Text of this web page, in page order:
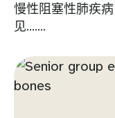
慢性阻塞性肺疾
见…….